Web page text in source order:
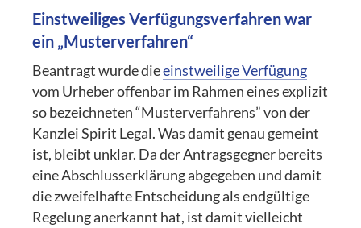
Einstweiliges Verfügungsverfahren war
ein „Musterverfahren“
Beantragt wurde dieeinstweilige Verfügung
vom Urheber offenbar im Rahmen eines explizit
so bezeichneten “Musterverfahrens” von der
Kanzlei Spirit Legal. Was damit genau gemeint
ist, bleibt unklar. Da der Antragsgegner bereits
eine Abschlusserklärung abgegeben und damit
die zweifelhafte Entscheidung als endgültige
Regelung anerkannt hat, ist damit vielleicht